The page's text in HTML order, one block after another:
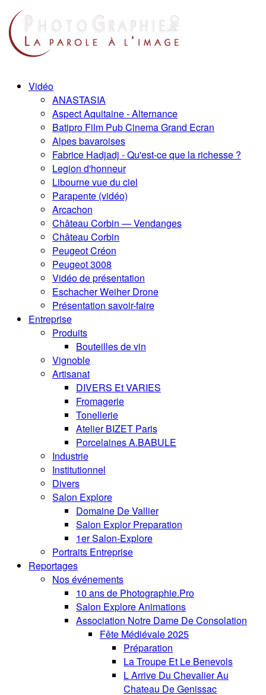
Vidéo
ANASTASIA
Aspect Aquitaine - Alternance
Batipro Film Pub Cinema Grand Ecran
Alpes bavaroises
Fabrice Hadjadj - Qu'est-ce que la richesse ?
Legion d'honneur
Libourne vue du ciel
Parapente (vidéo)
Arcachon
Château Corbin — Vendanges
Château Corbin
Peugeot Créon
Peugeot 3008
Vidéo de présentation
Eschacher Weiher Drone
Présentation savoir-faire
Entreprise
Produits
Bouteilles de vin
Vignoble
Artisanat
DIVERS Et VARIES
Fromagerie
Tonellerie
Atelier BIZET Paris
Porcelaines A.BABULE
Industrie
Institutionnel
Divers
Salon Explore
Domaine De Vallier
Salon Explor Preparation
1er Salon-Explore
Portraits Entreprise
Reportages
Nos événements
10 ans de Photographie.Pro
Salon Explore Animations
Association Notre Dame De Consolation
Fête Médiévale 2025
Préparation
La Troupe Et Le Benevols
L Arrive Du Chevalier Au
Chateau De Genissac